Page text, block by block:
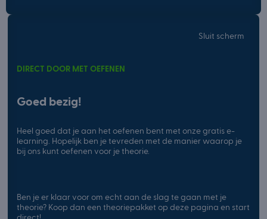
Sluit scherm
DIRECT DOOR MET OEFENEN
Goed bezig!
Heel goed dat je aan het oefenen bent met onze gratis e-
learning. Hopelijk ben je tevreden met de manier waarop je
bij ons kunt oefenen voor je theorie.
Ben je er klaar voor om echt aan de slag te gaan met je
theorie? Koop dan een theoriepakket op deze pagina en start